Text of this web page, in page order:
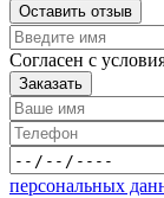
Согласен с
персональных